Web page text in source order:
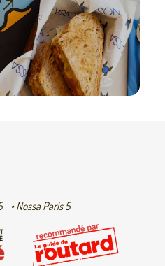
Nossa Paris 5